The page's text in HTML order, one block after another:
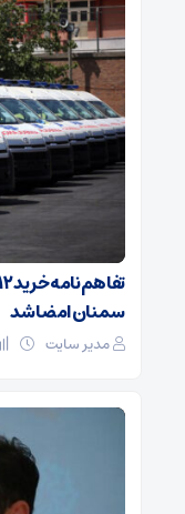
سمنان امضا شد
مدیر سایت